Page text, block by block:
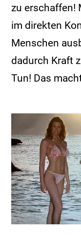
zu erschaffen!
im direkten
Menschen
dadurch Kraft
Tun! Das